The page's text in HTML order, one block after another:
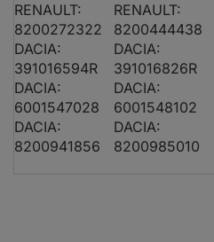
DACIA LOGAN (LS_)
DACIA SANDERO
DACIA SANDERO
RENAULT:
8200272322
RENAULT:
8200444438
DACIA:
391016594R
DACIA:
391016826R
DACIA:
6001547028
DACIA:
6001548102
DACIA:
8200941856
DACIA:
8200985010